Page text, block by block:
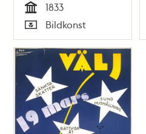
Tid
1833
Typ
Bildkonst